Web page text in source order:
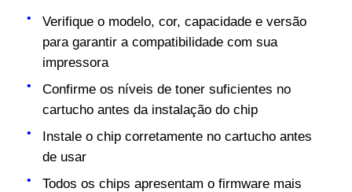
HP TONER CHIP
Xerox Toner Chip
Chip de Toner Lexmark
Verifique o modelo, cor, capacidade e versão
para garantir a compatibilidade com sua
impressora
Confirme os níveis de toner suficientes no
cartucho antes da instalação do chip
Instale o chip corretamente no cartucho antes
de usar
Todos os chips apresentam o firmware mais